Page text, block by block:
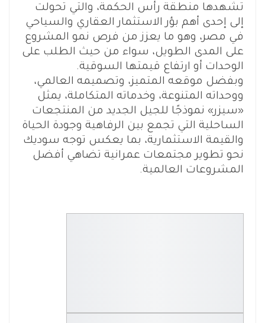
تشهدها منطقة رأس الحكمة، والتي تحولت
إلى إحدى أهم بؤر الاستثمار العقاري والسياحي
في مصر، وهو ما يعزز من فرص نمو المشروع
على المدى الطويل، سواء من حيث الطلب على
الوحدات أو ارتفاع قيمتها السوقية.
وبفضل موقعه المتميز، وتصميمه العالمي،
ووحداته المتنوعة، وخدماته المتكاملة، يمثل
«سيزر» نموذجًا للجيل الجديد من المنتجعات
الساحلية التي تجمع بين الرفاهية وجودة الحياة
والقيمة الاستثمارية، بما يعكس توجه سوديك
نحو تطوير مجتمعات عمرانية تضاهي أفضل
المشروعات العالمية.